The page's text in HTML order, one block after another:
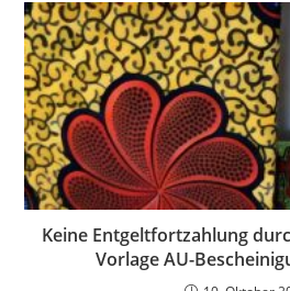
Keine Entgeltfortzahlung
Vorlage AU-